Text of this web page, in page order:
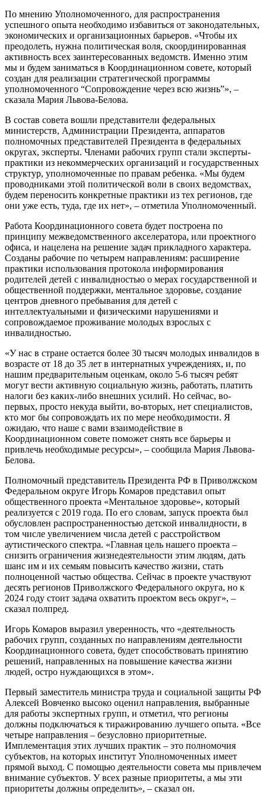
По мнению Уполномоченного, для распространения
успешного опыта необходимо избавиться от законодательных,
экономических и организационных барьеров. «Чтобы их
преодолеть, нужна политическая воля, скоординированная
активность всех заинтересованных ведомств. Именно этим
мы и будем заниматься в Координационном совете, который
создан для реализации стратегической программы
уполномоченного “Сопровождение через всю жизнь”», –
сказала Мария Львова-Белова.
В состав совета вошли представители федеральных
министерств, Администрации Президента, аппаратов
полномочных представителей Президента в федеральных
округах, эксперты. Членами рабочих групп стали эксперты-
практики из некоммерческих организаций и государственных
структур, уполномоченные по правам ребенка. «Мы будем
проводниками этой политической воли в своих ведомствах,
будем переносить конкретные практики из тех регионов, где
они уже есть, туда, где их нет», – отметила Уполномоченный.
Работа Координационного совета будет построена по
принципу межведомственного акселератора, или проектного
офиса, и нацелена на решение задач прикладного характера.
Созданы рабочие по четырем направлениям: расширение
практики использования протокола информирования
родителей детей с инвалидностью о мерах государственной и
общественной поддержки, ментальное здоровье, создание
центров дневного пребывания для детей с
интеллектуальными и физическими нарушениями и
сопровождаемое проживание молодых взрослых с
инвалидностью.
«У нас в стране остается более 30 тысяч молодых инвалидов в
возрасте от 18 до 35 лет в интернатных учреждениях, и, по
нашим предварительным оценкам, около 5-6 тысяч ребят
могут вести активную социальную жизнь, работать, платить
налоги без каких-либо внешних усилий. Но сейчас, во-
первых, просто некуда выйти, во-вторых, нет специалистов,
кто мог бы сопровождать их по мере необходимости. Я
ожидаю, что наше с вами взаимодействие в
Координационном совете поможет снять все барьеры и
привлечь необходимые ресурсы», – сообщила Мария Львова-
Белова.
Полномочный представитель Президента РФ в Приволжском
Федеральном округе Игорь Комаров представил опыт
общественного проекта «Ментальное здоровье», который
реализуется с 2019 года. По его словам, запуск проекта был
обусловлен распространенностью детской инвалидности, в
том числе увеличением числа детей с расстройством
аутистического спектра. «Главная цель нашего проекта –
снизить ограничения жизнедеятельности этим людям, дать
шанс им и их семьям повысить качество жизни, стать
полноценной частью общества. Сейчас в проекте участвуют
десять регионов Приволжского Федерального округа, но к
2024 году стоит задача охватить проектом весь округ», –
сказал полпред.
Игорь Комаров выразил уверенность, что «деятельность
рабочих групп, созданных по направлениям деятельности
Координационного совета, будет способствовать принятию
решений, направленных на повышение качества жизни
людей, остро нуждающихся в этом».
Первый заместитель министра труда и социальной защиты РФ
Алексей Вовченко высоко оценил направления, выбранные
для работы экспертных групп, и отметил, что регионы
должны подключаться к тиражированию лучшего опыта. «Все
четыре направления – безусловно приоритетные.
Имплементация этих лучших практик – это полномочия
субъектов, на которых институт Уполномоченных имеет
прямой выход. С помощью деятельности совета мы привлечем
внимание субъектов. У всех разные приоритеты, а мы эти
приоритеты должны определить», – сказал он.